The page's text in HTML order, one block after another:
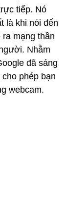
tiếp. Nó
là khi nói đến
mạng thần
Nhằm
đã sáng
phép bạn
webcam.